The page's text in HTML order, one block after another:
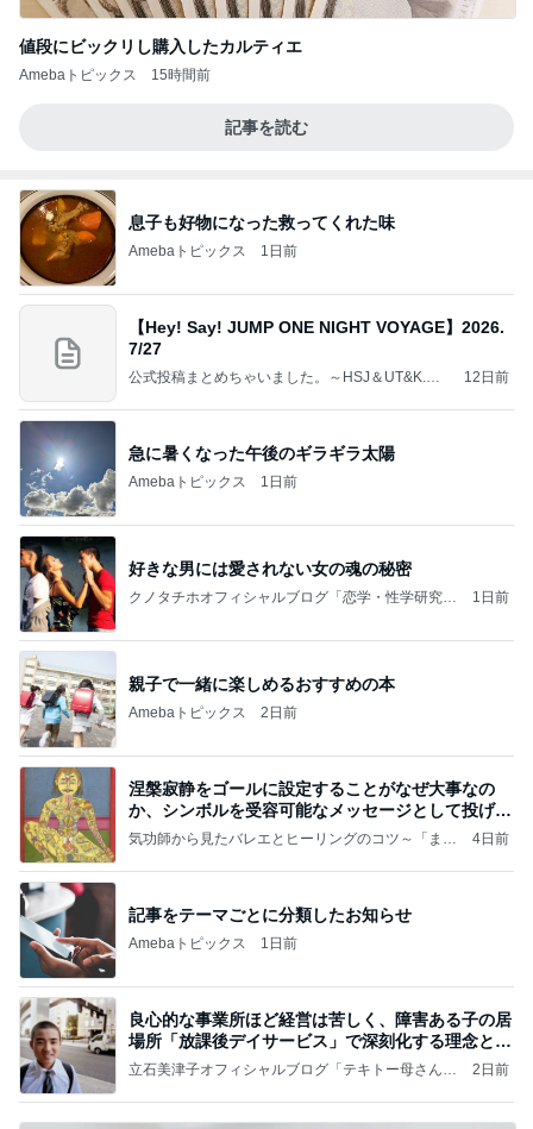
値段にビックリし購入したカルティエ
Amebaトピックス 15時間前
記事を読む
息子も好物になった救ってくれた味
Amebaトピックス 1日前
【Hey! Say! JUMP ONE NIGHT VOYAGE】2026.
7/27
公式投稿まとめちゃいました。～HSJ＆UT&K.O.
12日前
急に暑くなった午後のギラギラ太陽
Amebaトピックス 1日前
好きな男には愛されない女の魂の秘密
クノタチホオフィシャルブログ「恋学・性学研究
1日前
親子で一緒に楽しめるおすすめの本
Amebaトピックス 2日前
涅槃寂静をゴールに設定することがなぜ大事なの
か、シンボルを受容可能なメッセージとして投げる
ことが
気功師から見たバレエとヒーリングのコツ～「まと
4日前
記事をテーマごとに分類したお知らせ
Amebaトピックス 1日前
良心的な事業所ほど経営は苦しく、障害ある子の居
場所「放課後デイサービス」で深刻化する理念と現
実の
立石美津子オフィシャルブログ「テキトー母さんの
2日前